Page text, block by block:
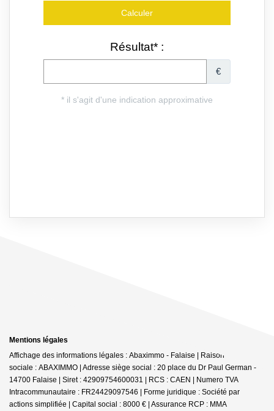
Mentions légales
Affichage des informations légales : Abaximmo - Falaise | Raison
sociale : ABAXIMMO | Adresse siège social : 20 place du Dr Paul German -
14700 Falaise | Siret : 42909754600031 | RCS : CAEN | Numero TVA
Intracommunautaire : FR24429097546 | Forme juridique : Société par
actions simplifiée | Capital social : 8000 € | Assurance RCP : MMA